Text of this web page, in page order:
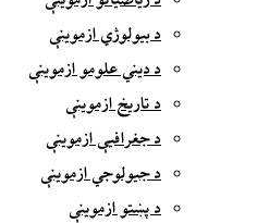
د بیولوژي ازموینې
د دیني علومو ازموینې
د تاریخ ازموینې
د جغرافیې ازموینې
د جیولوجي ازموینې
د پښتو ازموینې